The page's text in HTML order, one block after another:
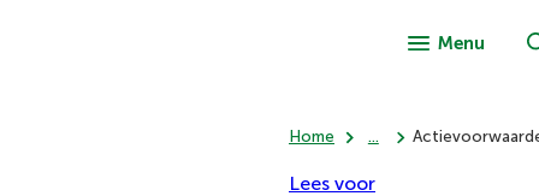
Menu
Home ...
Lees voor